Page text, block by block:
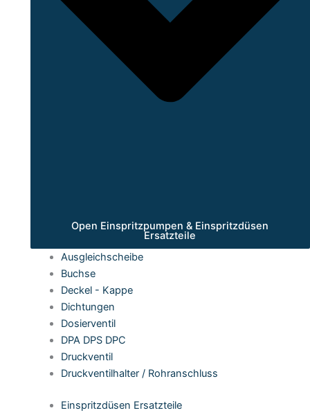
Open Einspritzpumpen & Einspritzdüsen
Ersatzteile
Ausgleichscheibe
Buchse
Deckel - Kappe
Dichtungen
Dosierventil
DPA DPS DPC
Druckventil
Druckventilhalter / Rohranschluss
Einspritzdüsen Ersatzteile